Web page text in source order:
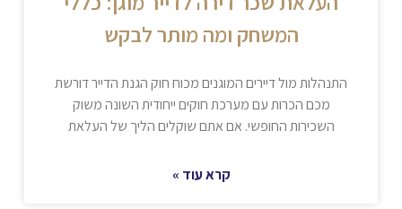
המשחק ומה מותר לבקש
התנהלות מול דיירים המוגנים מכוח חוק הגנת הדייר דורשת
מכם הכרות עם מערכת חוקים ייחודית השונה משוק
השכירות החופשי. אם אתם שוקלים הליך של העלאת
קרא עוד »